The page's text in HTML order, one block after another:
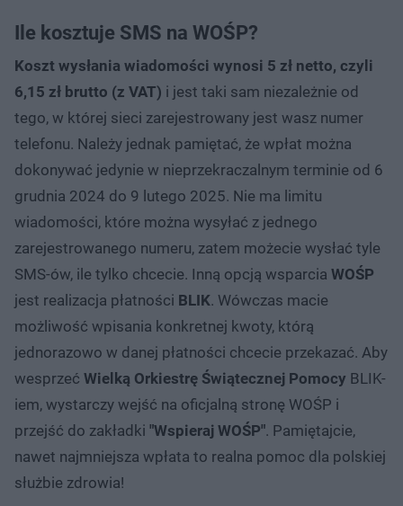
Ile kosztuje SMS na WOŚP?
Koszt wysłania wiadomości wynosi 5 zł netto, czyli
6,15 zł brutto (z VAT) i jest taki sam niezależnie od
tego, w której sieci zarejestrowany jest wasz numer
telefonu. Należy jednak pamiętać, że wpłat można
dokonywać jedynie w nieprzekraczalnym terminie od 6
grudnia 2024 do 9 lutego 2025. Nie ma limitu
wiadomości, które można wysyłać z jednego
zarejestrowanego numeru, zatem możecie wysłać tyle
SMS-ów, ile tylko chcecie. Inną opcją wsparcia WOŚP
jest realizacja płatności BLIK. Wówczas macie
możliwość wpisania konkretnej kwoty, którą
jednorazowo w danej płatności chcecie przekazać. Aby
wesprzeć Wielką Orkiestrę Świątecznej Pomocy BLIK-
iem, wystarczy wejść na oficjalną stronę WOŚP i
przejść do zakładki "Wspieraj WOŚP". Pamiętajcie,
nawet najmniejsza wpłata to realna pomoc dla polskiej
służbie zdrowia!